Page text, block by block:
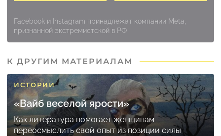
Facebook и Instagram принадлежат компании Meta,
признанной экстремистской в РФ
К ДРУГИМ МАТЕРИАЛАМ
ИСТОРИИ
«Вайб веселой ярости»
Как литература помогает женщинам
переосмыслить свой опыт из позиции силы